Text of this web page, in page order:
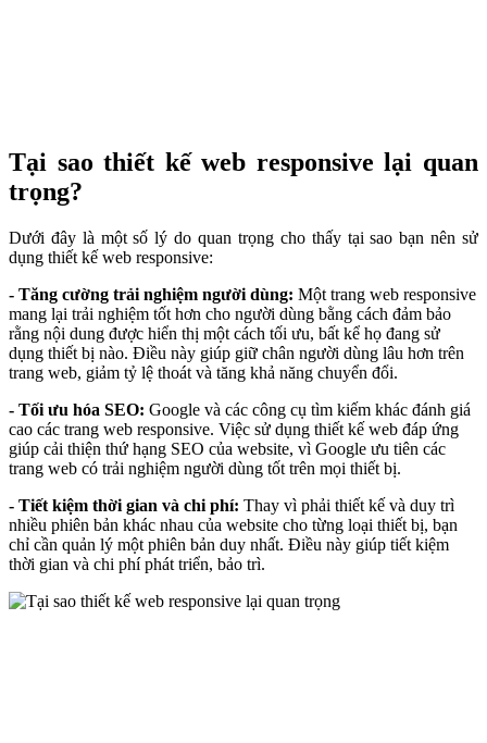
Tại sao thiết kế web responsive lại quan
trọng?
Dưới đây là một số lý do quan trọng cho thấy tại sao bạn nên sử
dụng thiết kế web responsive:
- Tăng cường trải nghiệm người dùng: Một trang web responsive
mang lại trải nghiệm tốt hơn cho người dùng bằng cách đảm bảo
rằng nội dung được hiển thị một cách tối ưu, bất kể họ đang sử
dụng thiết bị nào. Điều này giúp giữ chân người dùng lâu hơn trên
trang web, giảm tỷ lệ thoát và tăng khả năng chuyển đổi.
- Tối ưu hóa SEO: Google và các công cụ tìm kiếm khác đánh giá
cao các trang web responsive. Việc sử dụng thiết kế web đáp ứng
giúp cải thiện thứ hạng SEO của website, vì Google ưu tiên các
trang web có trải nghiệm người dùng tốt trên mọi thiết bị.
- Tiết kiệm thời gian và chi phí: Thay vì phải thiết kế và duy trì
nhiều phiên bản khác nhau của website cho từng loại thiết bị, bạn
chỉ cần quản lý một phiên bản duy nhất. Điều này giúp tiết kiệm
thời gian và chi phí phát triển, bảo trì.